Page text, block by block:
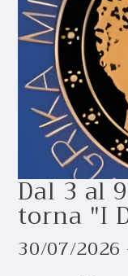
Dal 3 al
torna "I
30/07/